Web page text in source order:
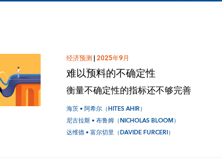
经济预测|2025年9月
难以预料的不确定性
衡量不确定性的指标还不够完善
海茨 • 阿希尔（HITES AHIR）
尼古拉斯 • 布鲁姆（NICHOLAS BLOOM）
达维德 • 富尔切里（DAVIDE FURCERI）